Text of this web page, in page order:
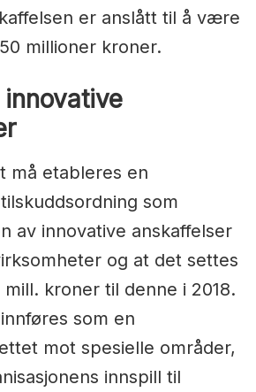
er anslått til å være
millioner kroner.
må etableres en
som
av innovative anskaffelser
og at det settes
kroner til denne i 2018.
som en
mot spesielle områder,
innspill til